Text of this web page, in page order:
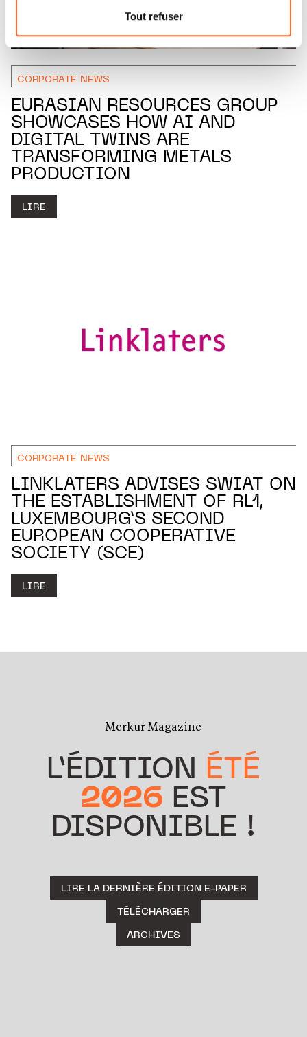
nous utilisons lescookies et sommes amenés à traiter
Charte d’usage des cookieset notrePolitique de
protection des données personnelles.
Tout refuser
CORPORATE NEWS
EURASIAN RESOURCES GROUP
SHOWCASES HOW AI AND
DIGITAL TWINS ARE
TRANSFORMING METALS
PRODUCTION
LIRE
CORPORATE NEWS
LINKLATERS ADVISES SWIAT ON
THE ESTABLISHMENT OF RL1,
LUXEMBOURG’S SECOND
EUROPEAN COOPERATIVE
SOCIETY (SCE)
LIRE
Merkur Magazine
L’ÉDITION ÉTÉ
2026 EST
DISPONIBLE !
LIRE LA DERNIÈRE ÉDITION E-PAPER
TÉLÉCHARGER
ARCHIVES